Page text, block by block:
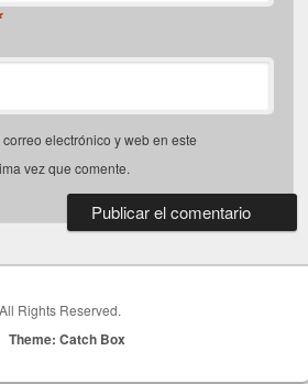
electrónico y web en este
vez que comente.
Rights Reserved.
Theme: Catch Box